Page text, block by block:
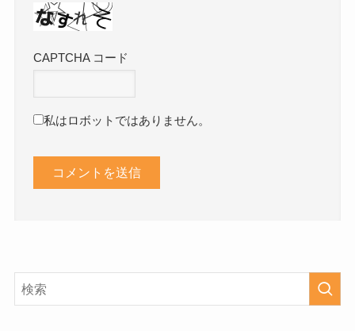
CAPTCHA コード
私はロボットではありません。